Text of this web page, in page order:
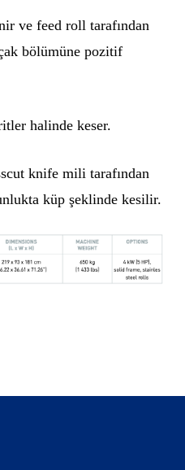
ve feed roll tarafından
bölümüne pozitif
halinde keser.
knife mili tarafından
küp şeklinde kesilir.